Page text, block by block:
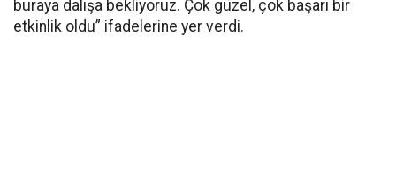
buraya dalışa bekliyoruz. Çok güzel, çok başarı bir
etkinlik oldu” ifadelerine yer verdi.